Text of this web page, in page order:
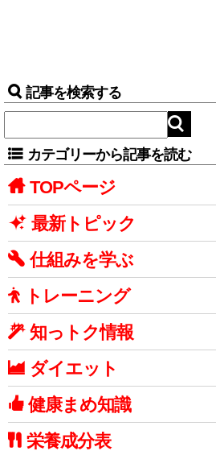
記事を検索する
カテゴリーから記事を読む
TOPページ
最新トピック
仕組みを学ぶ
トレーニング
知っトク情報
ダイエット
健康まめ知識
栄養成分表